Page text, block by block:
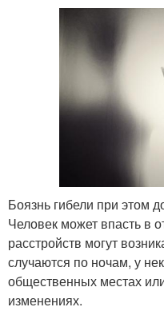
Боязнь гибели при этом
Человек может впасть в
расстройств могут
случаются по ночам, у
общественных местах
изменениях.